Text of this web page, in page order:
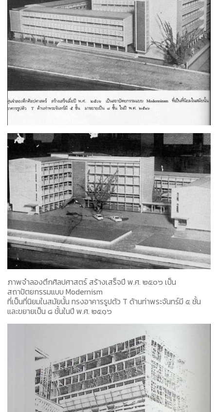
ภาพจำลองตึกศิลปศาสตร์ สร้างเสร็จปี พ.ศ. ๒๕๐๖ เป็น
สถาปัตยกรรมแบบ Modernism
ที่เป็นที่นิยมในสมัยนั้น ทรงอาคารรูปตัว T ด้านท่าพระจันทร์มี ๕ ชั้น
และขยายเป็น ๘ ชั้นในปี พ.ศ. ๒๕๑๖